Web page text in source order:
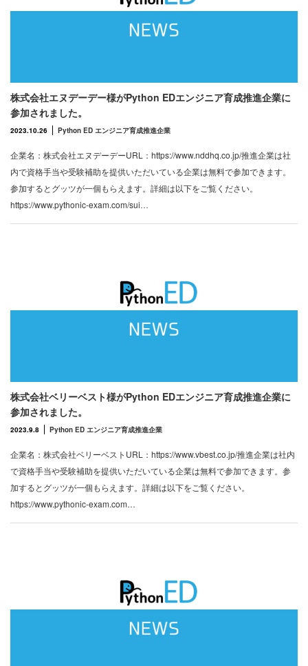
株式会社エヌデーデー様がPython EDエンジニア育成推進企業に
参加されました。
2023.10.26 Python ED エンジニア育成推進企業
企業名：株式会社エヌデーデーURL：https://www.nddhq.co.jp/推進企業は社
内で資格手当や受験補助を提供いただいている企業は無料で参加できます。
参加するとグッツが一個もらえます。詳細は以下をご覧ください。
https://www.pythonic-exam.com/sui…
株式会社ベリーベスト様がPython EDエンジニア育成推進企業に
参加されました。
2023.9.8 Python ED エンジニア育成推進企業
企業名：株式会社ベリーベストURL：https://www.vbest.co.jp/推進企業は社内
で資格手当や受験補助を提供いただいている企業は無料で参加できます。参
加するとグッツが一個もらえます。詳細は以下をご覧ください。
https://www.pythonic-exam.com…